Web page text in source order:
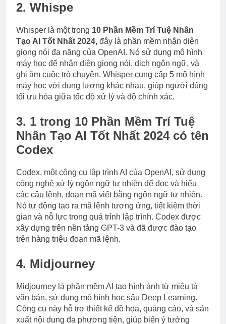
2. Whispe
Whisper là một trong 10 Phần Mềm Trí Tuệ Nhân
Tạo AI Tốt Nhất 2024, đây là phần mềm nhận diện
giọng nói đa năng của OpenAI. Nó sử dụng mô hình
máy học để nhận diện giọng nói, dịch ngôn ngữ, và
ghi âm cuộc trò chuyện. Whisper cung cấp 5 mô hình
máy học với dung lượng khác nhau, giúp người dùng
tối ưu hóa giữa tốc độ xử lý và độ chính xác.
3. 1 trong 10 Phần Mềm Trí Tuệ
Nhân Tạo AI Tốt Nhất 2024 có tên
Codex
Codex, một công cụ lập trình AI của OpenAI, sử dụng
công nghệ xử lý ngôn ngữ tự nhiên để đọc và hiểu
các câu lệnh, đoạn mã viết bằng ngôn ngữ tự nhiên.
Nó tự động tạo ra mã lệnh tương ứng, tiết kiệm thời
gian và nỗ lực trong quá trình lập trình. Codex được
xây dựng trên nền tảng GPT-3 và đã được đào tạo
trên hàng triệu đoạn mã lệnh.
4. Midjourney
Midjourney là phần mềm AI tạo hình ảnh từ miêu tả
văn bản, sử dụng mô hình học sâu Deep Learning.
Công cụ này hỗ trợ thiết kế đồ họa, quảng cáo, và sản
xuất nội dung đa phương tiện, giúp biến ý tưởng